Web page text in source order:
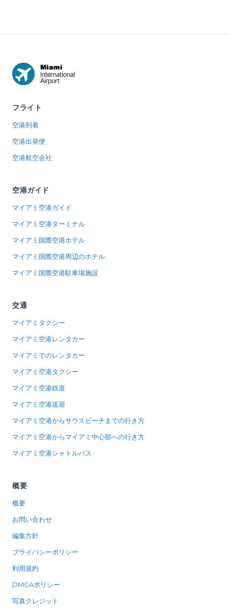
フライト
空港到着
空港出発便
空港航空会社
空港ガイド
マイアミ空港ガイド
マイアミ空港ターミナル
マイアミ国際空港ホテル
マイアミ国際空港周辺のホテル
マイアミ国際空港駐車場施設
交通
マイアミタクシー
マイアミ空港レンタカー
マイアミでのレンタカー
マイアミ空港タクシー
マイアミ空港鉄道
マイアミ空港送迎
マイアミ空港からサウスビーチまでの行き方
マイアミ空港からマイアミ中心部への行き方
マイアミ空港シャトルバス
概要
概要
お問い合わせ
編集方針
プライバシーポリシー
利用規約
DMCAポリシー
写真クレジット